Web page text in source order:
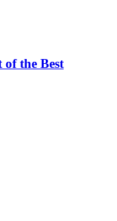
of the Best